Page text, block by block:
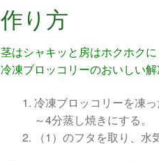
作り方
茎はシャキッと房はホクホクに
冷凍ブロッコリーのおいしい
冷凍ブロッコリーを凍
～4分蒸し焼きにする。
（1）のフタを取り、水